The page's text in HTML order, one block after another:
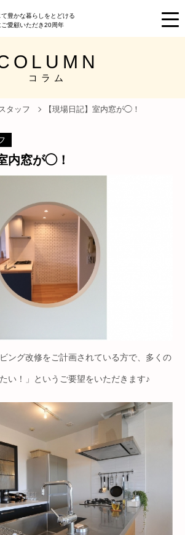
豊かな暮らしをとどける
愛顧いただき20周年
コラム
タッフ 【現場日記】室内窓が◯！
内窓が◯！
ング改修をご計画されている方で、多くの
い！」というご要望をいただきます♪